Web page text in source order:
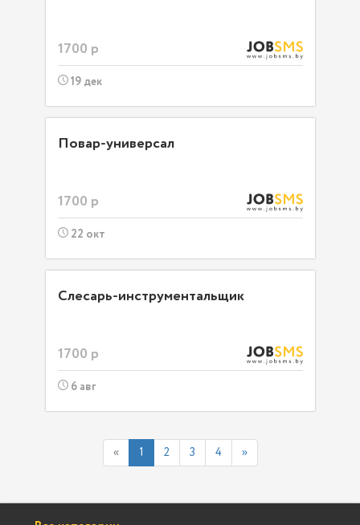
1700 р
19 дек
Повар-универсал
1700 р
22 окт
Слесарь-инструментальщик
1700 р
6 авг
« 1 2 3 4 »